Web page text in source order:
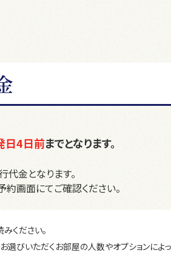
日4日前までとなります。
金となります。
約画面にてご確認ください。
ください。
びいただくお部屋の人数やオプションによっ